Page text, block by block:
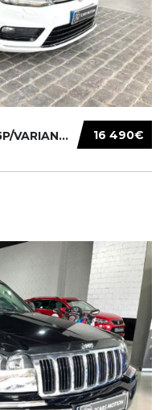
16 490€
VOLKSWAGEN GOLF VII(AU)3/5P/VARIANT(12-16 20...